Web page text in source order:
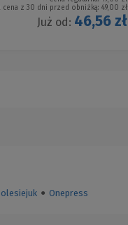
cena z 30 dni przed obniżką: 49,00 zł
Już od: 46,56 zł
olesiejuk ● Onepress